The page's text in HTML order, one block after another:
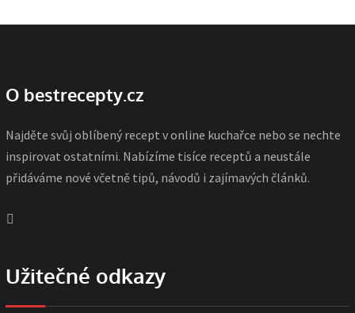
O bestrecepty.cz
Najděte svůj oblíbený recept v online kuchařce nebo se nechte
inspirovat ostatními. Nabízíme tisíce receptů a neustále
přidáváme nové včetně tipů, návodů i zajímavých článků.
Užitečné odkazy